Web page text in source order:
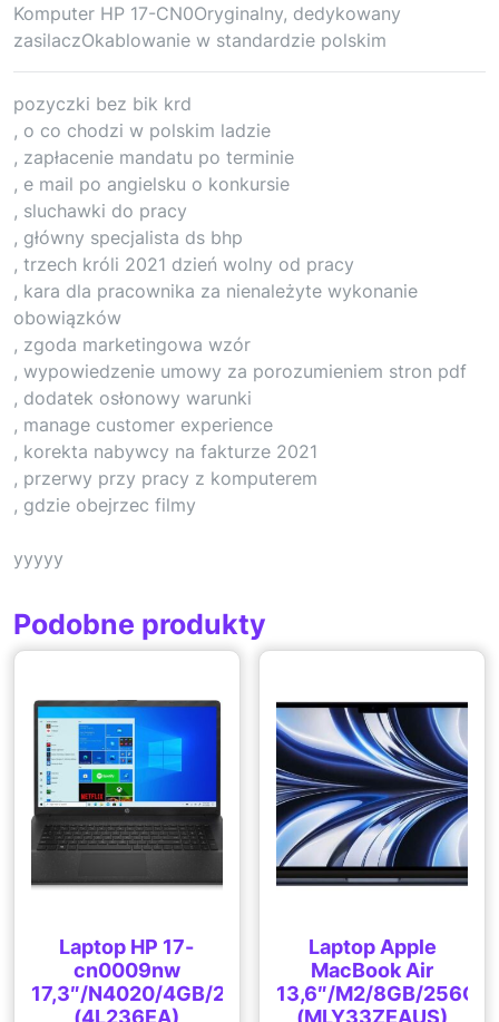
Komputer HP 17-CN0Oryginalny, dedykowany
zasilaczOkablowanie w standardzie polskim
pozyczki bez bik krd
, o co chodzi w polskim ladzie
, zapłacenie mandatu po terminie
, e mail po angielsku o konkursie
, sluchawki do pracy
, główny specjalista ds bhp
, trzech króli 2021 dzień wolny od pracy
, kara dla pracownika za nienależyte wykonanie
obowiązków
, zgoda marketingowa wzór
, wypowiedzenie umowy za porozumieniem stron pdf
, dodatek osłonowy warunki
, manage customer experience
, korekta nabywcy na fakturze 2021
, przerwy przy pracy z komputerem
, gdzie obejrzec filmy
yyyyy
Podobne produkty
Laptop HP 17-
cn0009nw
17,3″/N4020/4GB/256GB/Win10
(4L236EA)
Laptop Apple
MacBook Air
13,6″/M2/8GB/
(MLY33ZEAUS)